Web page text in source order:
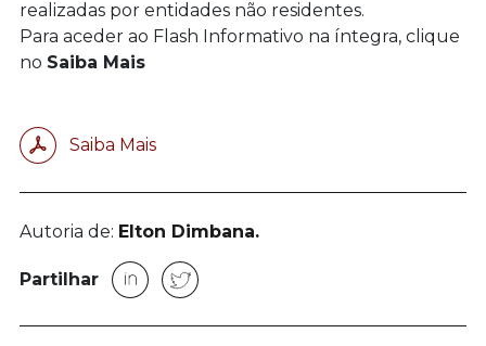
realizadas por entidades não residentes.
Para aceder ao Flash Informativo na íntegra, clique
no Saiba Mais
Saiba Mais
Autoria de: Elton Dimbana.
Partilhar